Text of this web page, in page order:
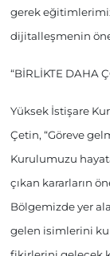
gerek
dijitalleşmenin
“BİRLİKTE DAHA
Yüksek İstişare
Çetin, “Göreve
Kurulumuzu
çıkan kararların
Bölgemizde yer
gelen isimlerini